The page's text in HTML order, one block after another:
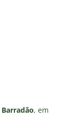
Barradão, em